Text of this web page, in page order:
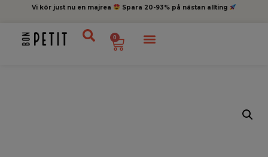
Vi kör just nu en majrea Spara 20-93% på nästan allting
0